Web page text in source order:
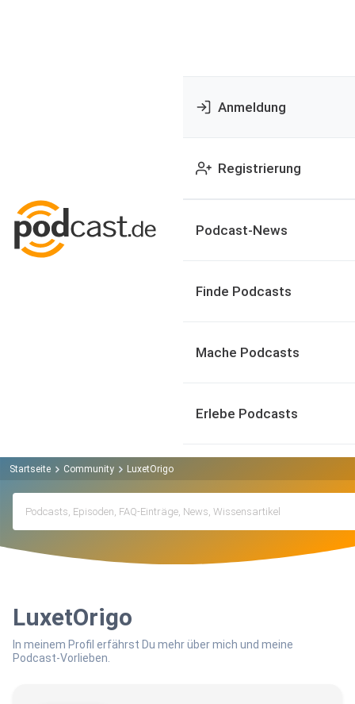
Anmeldung
Registrierung
Podcast-News
Finde Podcasts
Mache Podcasts
Erlebe Podcasts
Startseite Community LuxetOrigo
LuxetOrigo
In meinem Profil erfährst Du mehr über mich und meine
Podcast-Vorlieben.